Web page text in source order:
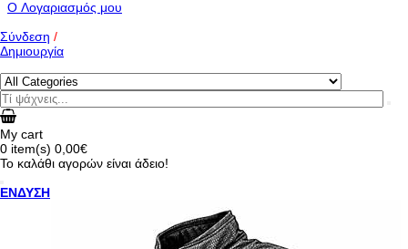
O Λογαριασμός μου
Σύνδεση /
Δημιουργία
My cart
0 item(s) 0,00€
Το καλάθι αγορών είναι άδειο!
ΕΝΔΥΣΗ